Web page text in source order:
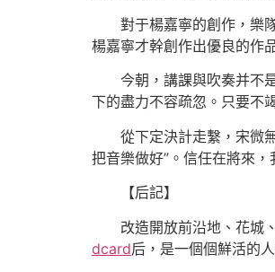
對于楊嘉寧的創作，樂隊
楊嘉寧才幹創作出優良的作
今朝，講課與吹奏并不
下的盡力不容疏忽。只要不
從下定決計走繫，宋微無
把音樂做好”。信任在將來
【后記】
改造開放前沿地、花城、
dcard后，是一個個鮮活的